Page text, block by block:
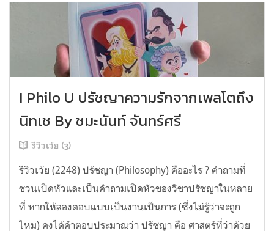
I Philo U ปรัชญาความรักจากเพลโตถึง
นิทเช By ชมะนันท์ จันทร์ศรี
รีวิวเว้ย (3)
รีวิวเว้ย (2248) ปรัชญา (Philosophy) คืออะไร ? คำถามที่
ชวนเปิดหัวและเป็นคำถามเปิดหัวของวิชาปรัชญาในหลาย
ที่ หากให้ลองตอบแบบเป็นงานเป็นการ (ซึ่งไม่รู้ว่าจะถูก
ไหม) คงได้คำตอบประมาณว่า ปรัชญา คือ ศาสตร์ที่ว่าด้วย